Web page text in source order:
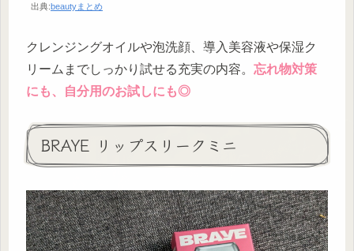
出典:beautyまとめ
クレンジングオイルや泡洗顔、導入美容液や保湿ク
リームまでしっかり試せる充実の内容。 忘れ物対策
にも、自分用のお試しにも◎
BRAYE リップスリークミニ